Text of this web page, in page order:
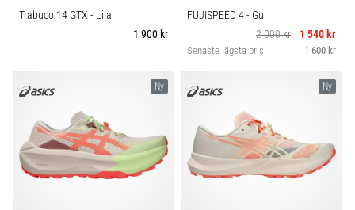
Trabuco 14 GTX - Lila
1 900 kr
FUJISPEED 4- Gul
2 000 kr
1 540 kr
Senaste lägsta pris 1 600 kr
Ny Ny